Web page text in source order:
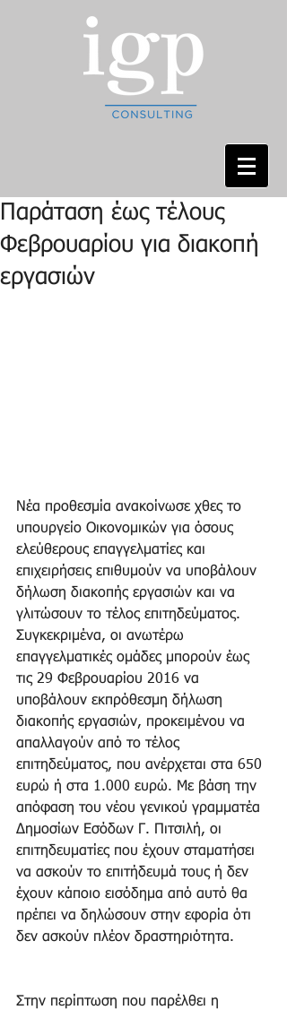
Παράταση έως τέλους
Φεβρουαρίου για διακοπή
εργασιών
Νέα προθεσμία ανακοίνωσε χθες το
υπουργείο Οικονομικών για όσους
ελεύθερους επαγγελματίες και
επιχειρήσεις επιθυμούν να υποβάλουν
δήλωση διακοπής εργασιών και να
γλιτώσουν το τέλος επιτηδεύματος.
Συγκεκριμένα, οι ανωτέρω
επαγγελματικές ομάδες μπορούν έως
τις 29 Φεβρουαρίου 2016 να
υποβάλουν εκπρόθεσμη δήλωση
διακοπής εργασιών, προκειμένου να
απαλλαγούν από το τέλος
επιτηδεύματος, που ανέρχεται στα 650
ευρώ ή στα 1.000 ευρώ. Με βάση την
απόφαση του νέου γενικού γραμματέα
Δημοσίων Εσόδων Γ. Πιτσιλή, οι
επιτηδευματίες που έχουν σταματήσει
να ασκούν το επιτήδευμά τους ή δεν
έχουν κάποιο εισόδημα από αυτό θα
πρέπει να δηλώσουν στην εφορία ότι
δεν ασκούν πλέον δραστηριότητα.
Στην περίπτωση που παρέλθει η